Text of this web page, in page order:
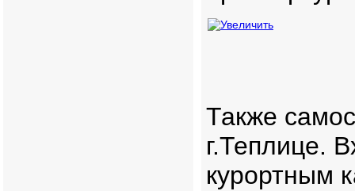
Также
г.Теплице.
курортным